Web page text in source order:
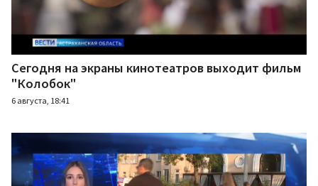
Сегодня на экраны кинотеатров выходит фильм
"Колобок"
6 августа, 18:41